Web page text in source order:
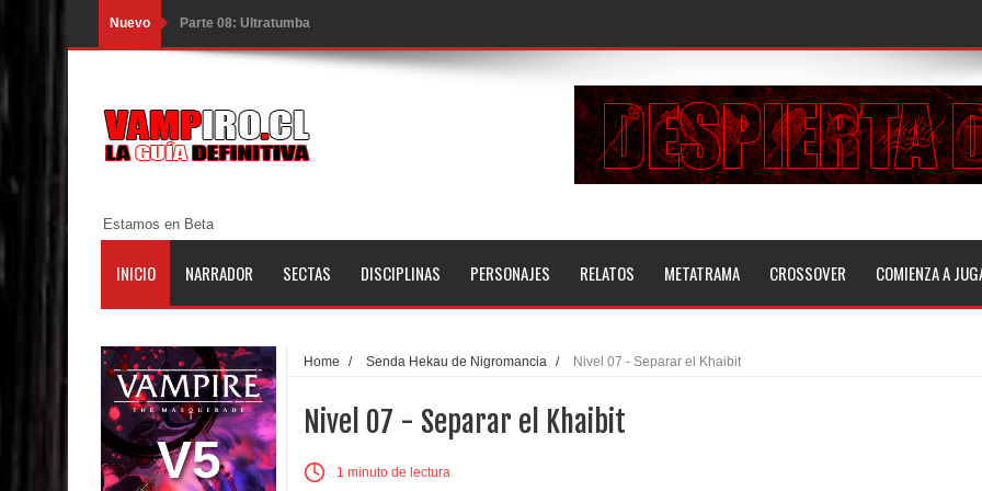
Nuevo Parte 08: Ultratumba
Parte 07: Asuntos que Resolver
Parte 06: El Trato con los Muertos
Parte 05: Sitiados
Parte 01: Escondido a Plena Luz
Parte 02: El Enemigo de mi Enemigo
Parte 06: Coletazos
Parte 05: Los Horrores del Infierno
Estamos en Beta
INICIO NARRADOR SECTAS DISCIPLINAS PERSONAJES RELATOS METATRAMA CROSSOVER COMIENZA A
V5
Home / Senda Hekau de Nigromancia / Nivel 07 - Separar el Khaibit
Nivel 07 - Separar el Khaibit
1 minuto de lectura